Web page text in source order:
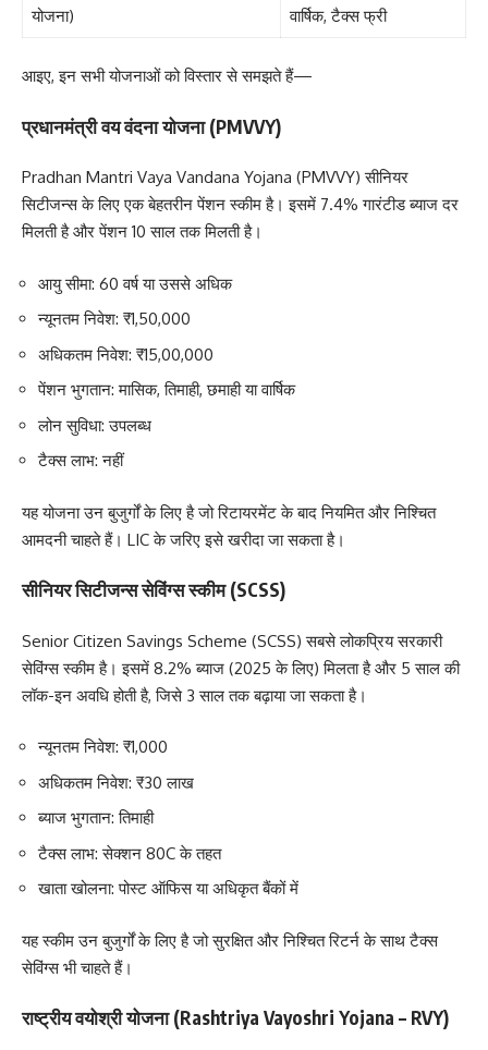
योजना)
वार्षिक, टैक्स फ्री
आइए, इन सभी योजनाओं को विस्तार से समझते हैं—
प्रधानमंत्री वय वंदना योजना (PMVVY)
Pradhan Mantri Vaya Vandana Yojana (PMVVY) सीनियर
सिटीजन्स के लिए एक बेहतरीन पेंशन स्कीम है। इसमें 7.4% गारंटीड ब्याज दर
मिलती है और पेंशन 10 साल तक मिलती है।
आयु सीमा: 60 वर्ष या उससे अधिक
न्यूनतम निवेश: ₹1,50,000
अधिकतम निवेश: ₹15,00,000
पेंशन भुगतान: मासिक, तिमाही, छमाही या वार्षिक
लोन सुविधा: उपलब्ध
टैक्स लाभ: नहीं
यह योजना उन बुजुर्गों के लिए है जो रिटायरमेंट के बाद नियमित और निश्चित
आमदनी चाहते हैं। LIC के जरिए इसे खरीदा जा सकता है।
सीनियर सिटीजन्स सेविंग्स स्कीम (SCSS)
Senior Citizen Savings Scheme (SCSS) सबसे लोकप्रिय सरकारी
सेविंग्स स्कीम है। इसमें 8.2% ब्याज (2025 के लिए) मिलता है और 5 साल की
लॉक-इन अवधि होती है, जिसे 3 साल तक बढ़ाया जा सकता है।
न्यूनतम निवेश: ₹1,000
अधिकतम निवेश: ₹30 लाख
ब्याज भुगतान: तिमाही
टैक्स लाभ: सेक्शन 80C के तहत
खाता खोलना: पोस्ट ऑफिस या अधिकृत बैंकों में
यह स्कीम उन बुजुर्गों के लिए है जो सुरक्षित और निश्चित रिटर्न के साथ टैक्स
सेविंग्स भी चाहते हैं।
राष्ट्रीय वयोश्री योजना (Rashtriya Vayoshri Yojana – RVY)